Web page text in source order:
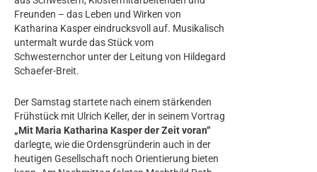
Freunden – das Leben und Wirken von
Katharina Kasper eindrucksvoll auf. Musikalisch
untermalt wurde das Stück vom
Schwesternchor unter der Leitung von Hildegard
Schaefer-Breit.
Der Samstag startete nach einem stärkenden
Frühstück mit Ulrich Keller, der in seinem Vortrag
„Mit Maria Katharina Kasper der Zeit voran“
darlegte, wie die Ordensgründerin auch in der
heutigen Gesellschaft noch Orientierung bieten